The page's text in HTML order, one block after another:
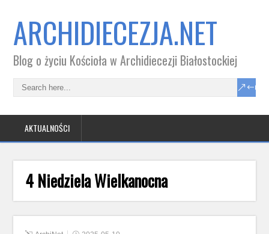
ARCHIDIECEZJA.NET
Blog o życiu Kościoła w Archidiecezji Białostockiej
AKTUALNOŚCI
4 Niedziela Wielkanocna